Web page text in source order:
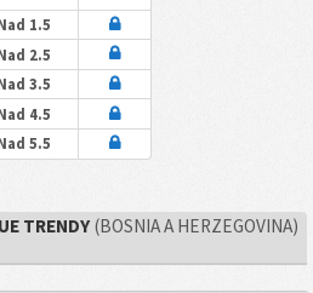
1.5
2.5
3.5
4.5
5.5
TRENDY(BOSNIA A HERZEGOVINA)